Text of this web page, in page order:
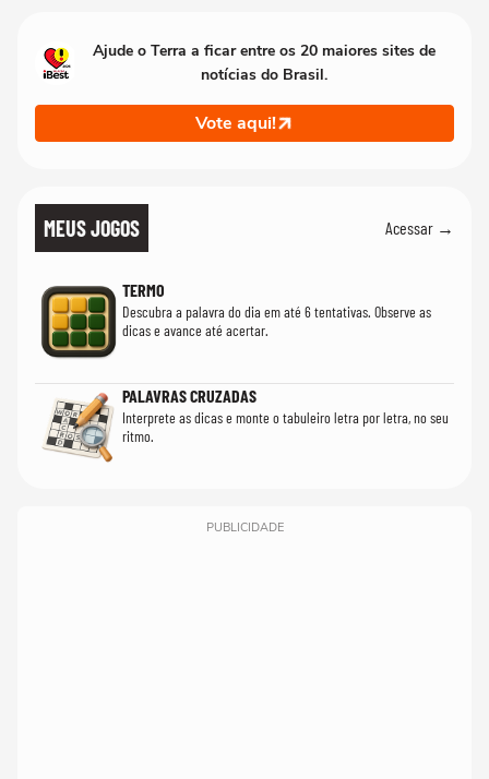
Ajude o Terra a ficar entre os 20 maiores sites de
notícias do Brasil.
Vote aqui!
MEUS JOGOS Acessar →
TERMO
Descubra a palavra do dia em até 6 tentativas. Observe as
dicas e avance até acertar.
PALAVRAS CRUZADAS
Interprete as dicas e monte o tabuleiro letra por letra, no seu
ritmo.
PUBLICIDADE